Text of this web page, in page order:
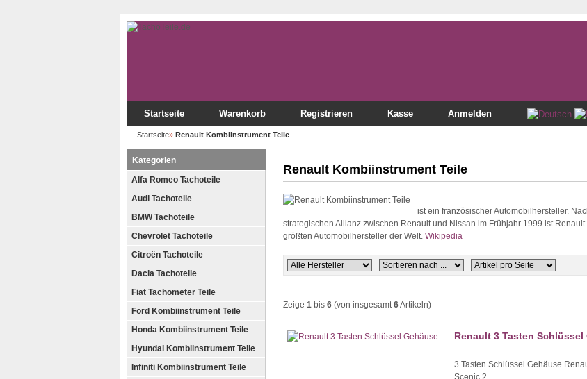
Startseite Warenkorb Registrieren Kasse Anmelden
Startseite» Renault Kombiinstrument Teile
Kategorien
Alfa Romeo Tachoteile
Audi Tachoteile
BMW Tachoteile
Chevrolet Tachoteile
Citroën Tachoteile
Dacia Tachoteile
Fiat Tachometer Teile
Ford Kombiinstrument Teile
Honda Kombiinstrument Teile
Hyundai Kombiinstrument Teile
Infiniti Kombiinstrument Teile
Renault Kombiinstrument Teile
ist ein französischer Automobilhersteller.
strategischen Allianz zwischen Renault und Nissan im Frühjahr 1999 ist
größten Automobilhersteller der Welt. Wikipedia
Zeige 1 bis 6 (von insgesamt6Artikeln)
Renault 3 Tasten Schlüssel
3 Tasten Schlüssel Gehäuse
Scenic 2